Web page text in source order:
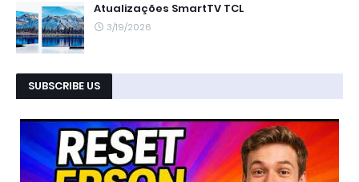
Atualizações SmartTV TCL
3/19/2026
SUBSCRIBE US